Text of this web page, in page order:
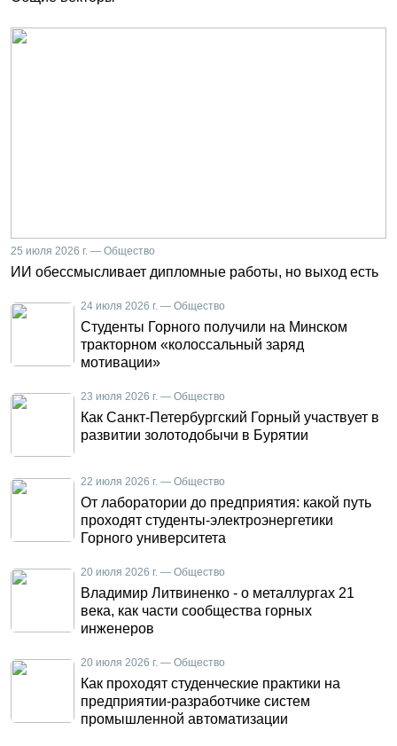
25 июля 2026 г. — Общество
ИИ обессмысливает дипломные работы, но выход есть
24 июля 2026 г. — Общество
Студенты Горного получили на Минском
тракторном «колоссальный заряд
мотивации»
23 июля 2026 г. — Общество
Как Санкт-Петербургский Горный участвует в
развитии золотодобычи в Бурятии
22 июля 2026 г. — Общество
От лаборатории до предприятия: какой путь
проходят студенты-электроэнергетики
Горного университета
20 июля 2026 г. — Общество
Владимир Литвиненко - о металлургах 21
века, как части сообщества горных
инженеров
20 июля 2026 г. — Общество
Как проходят студенческие практики на
предприятии-разработчике систем
промышленной автоматизации